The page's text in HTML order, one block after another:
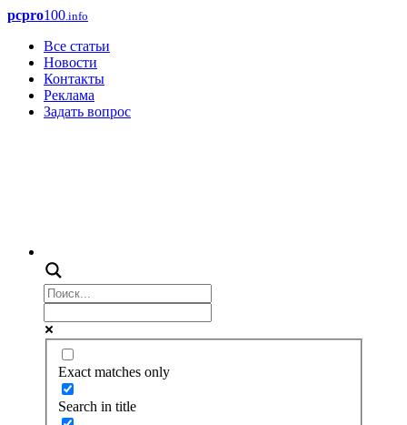
pcpro100.info
Все статьи
Новости
Контакты
Реклама
Задать вопрос
Exact matches only
Search in title